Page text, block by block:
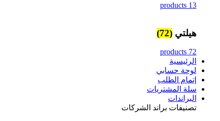
13 products
هيلتي (72)
72 products
الرئيسية
لوحة حسابي
إتمام الطلب
سلة المشتريات
البراندات
تصنيفات براند الشركات